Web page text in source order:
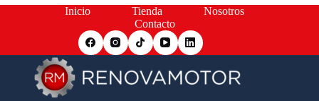
Inicio Tienda
Nosotros
Contacto